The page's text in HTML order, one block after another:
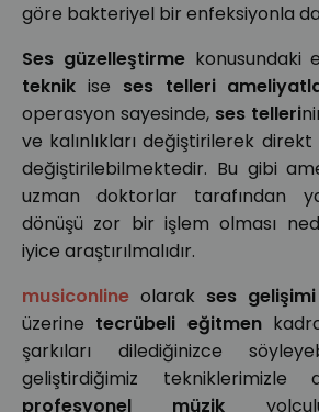
göre bakteriyel bir enfeksiyonla
Ses güzelleştirmekonusundaki
teknik ise ses telleri
operasyon sayesinde, ses telleri
ve kalınlıkları değiştirilerek
değiştirilebilmektedir. Bu gibi
uzman doktorlar tarafından
dönüşü zor bir işlem olması
iyice araştırılmalıdır.
musiconline olarak ses gelişimi
üzerine tecrübeli eğitmen
şarkıları dilediğinizce
geliştirdiğimiz
profesyonel müzik